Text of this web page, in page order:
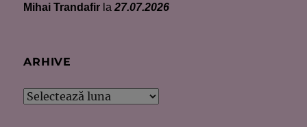
Mihai Trandafir la27.07.2026
ARHIVE
Arhive